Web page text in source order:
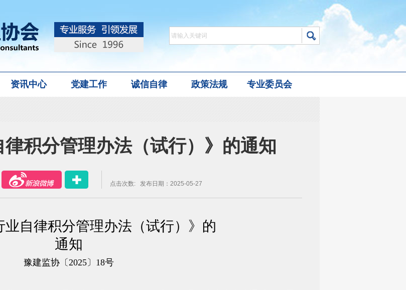
资讯中心 党建工作 诚信自律 政策法规 专业委员会
积分管理办法（试行）》的通知
点击次数: 发布日期：2025-05-27
业自律积分管理办法（试行）》的
通知
豫建监协〔2025〕18号